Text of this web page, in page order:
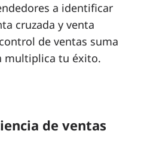
a identificar
cruzada y venta
de ventas suma
multiplica tu éxito.
de ventas